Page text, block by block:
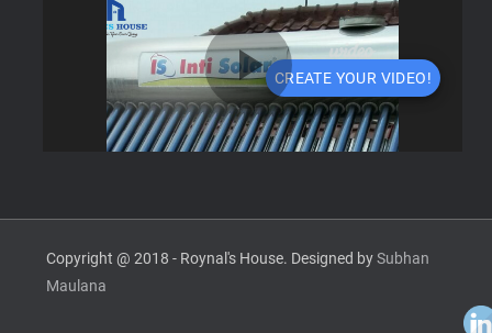
Copyright @ 2018 - Roynal's House. Designed bySubhan
Maulana